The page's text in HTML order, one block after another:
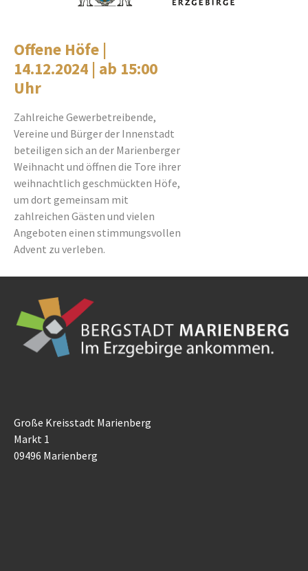
Offene Höfe |
14.12.2024 | ab 15:00
Uhr
Zahlreiche Gewerbetreibende,
Vereine und Bürger der Innenstadt
beteiligen sich an der Marienberger
Weihnacht und öffnen die Tore ihrer
weihnachtlich geschmückten Höfe,
um dort gemeinsam mit
zahlreichen Gästen und vielen
Angeboten einen stimmungsvollen
Advent zu verleben.
Große Kreisstadt Marienberg
Markt 1
09496 Marienberg